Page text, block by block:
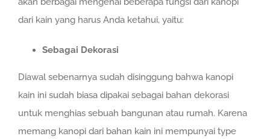
dari kain yang harus Anda ketahui, yaitu:
Sebagai Dekorasi
Diawal sebenarnya sudah disinggung bahwa kanopi
kain ini sudah biasa dipakai sebagai bahan dekorasi
untuk menghias sebuah bangunan atau rumah. Karena
memang kanopi dari bahan kain ini mempunyai type